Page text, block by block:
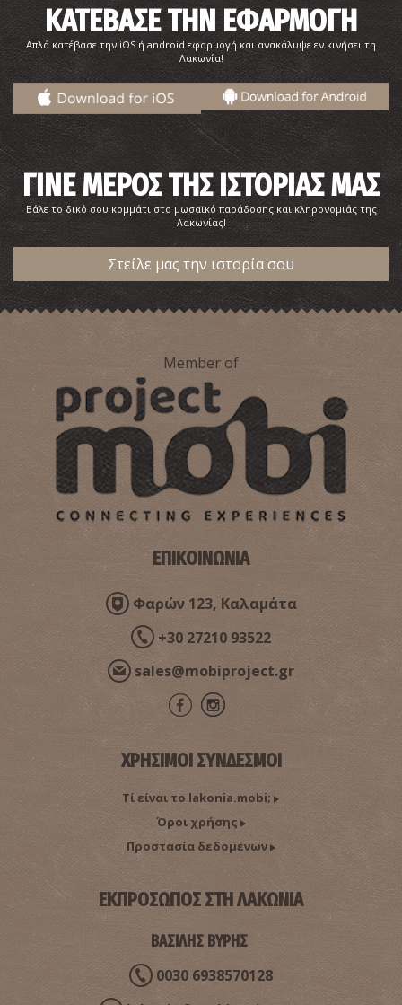
ΚΑΤΕΒΑΣΕ ΤΗΝ ΕΦΑΡΜΟΓΗ
Απλά κατέβασε την iOS ή android εφαρμογή και ανακάλυψε εν κινήσει τη
Λακωνία!
ΓΙΝΕ ΜΕΡΟΣ ΤΗΣ ΙΣΤΟΡΙΑΣ ΜΑΣ
Βάλε το δικό σου κομμάτι στο μωσαϊκό παράδοσης και κληρονομιάς της
Λακωνίας!
Στείλε μας την ιστορία σου
Member of
ΕΠΙΚΟΙΝΩΝΙΑ
Φαρών 123, Καλαμάτα
+30 27210 93522
sales@mobiproject.gr
ΧΡΗΣΙΜΟΙ ΣΥΝΔΕΣΜΟΙ
Τί είναι το lakonia.mobi;
Όροι χρήσης
Προστασία δεδομένων
ΕΚΠΡΟΣΩΠΟΣ ΣΤΗ ΛΑΚΩΝΙΑ
ΒΑΣΙΛΗΣ ΒΥΡΗΣ
0030 6938570128